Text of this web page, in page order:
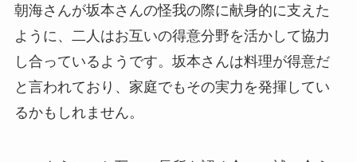
朝海さんが坂本さんの怪我の際に献身的に支えた
ように、二人はお互いの得意分野を活かして協力
し合っているようです。坂本さんは料理が得意だ
と言われており、家庭でもその実力を発揮してい
るかもしれません。